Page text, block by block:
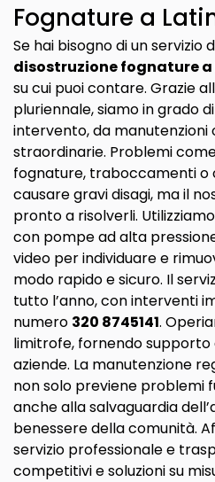
Fognature a
Se hai bisogno di un servizio
disostruzione fognature
su cui puoi contare. Grazie
pluriennale, siamo in grado
intervento, da manutenzioni
straordinarie. Problemi
fognature, traboccamenti o
causare gravi disagi, ma il
pronto a risolverli.
con pompe ad alta
video per individuare e
modo rapido e sicuro. Il
tutto l’anno, con interventi
numero 320 8745141.
limitrofe, fornendo supporto
aziende. La manutenzione
non solo previene problemi
anche alla salvaguardia
benessere della comunità.
servizio professionale e
competitivi e soluzioni su